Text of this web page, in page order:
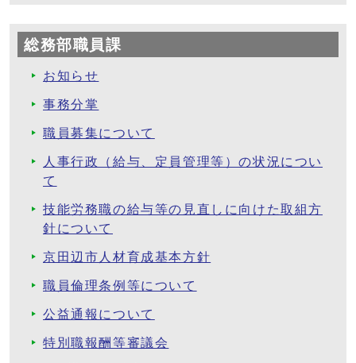
総務部職員課
お知らせ
事務分掌
職員募集について
人事行政（給与、定員管理等）の状況につい
て
技能労務職の給与等の見直しに向けた取組方
針について
京田辺市人材育成基本方針
職員倫理条例等について
公益通報について
特別職報酬等審議会